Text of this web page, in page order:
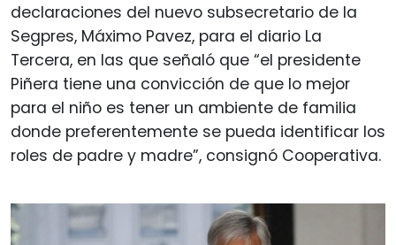
declaraciones del nuevo subsecretario de la
Segpres, Máximo Pavez, para el diario La
Tercera, en las que señaló que “el presidente
Piñera tiene una convicción de que lo mejor
para el niño es tener un ambiente de familia
donde preferentemente se pueda identificar los
roles de padre y madre”, consignó Cooperativa.